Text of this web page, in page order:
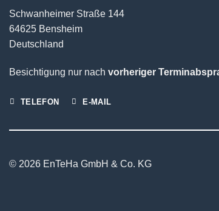
Schwanheimer Straße 144
64625 Bensheim
Deutschland
Besichtigung nur nach vorheriger
TELEFON E-MAIL
© 2026 EnTeHa GmbH & Co. KG